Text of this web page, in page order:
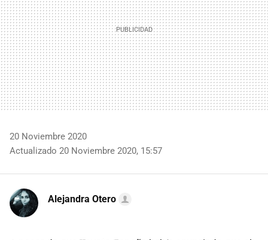
20 Noviembre 2020
Actualizado 20 Noviembre 2020, 15:57
Alejandra Otero